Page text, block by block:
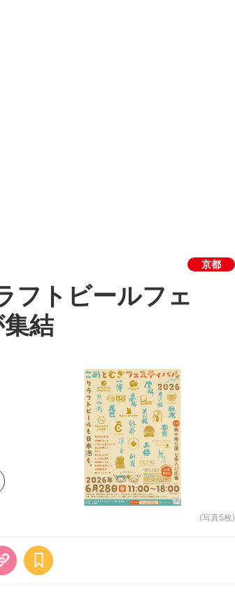
京都
フトビールフェ
結
(写真5枚)